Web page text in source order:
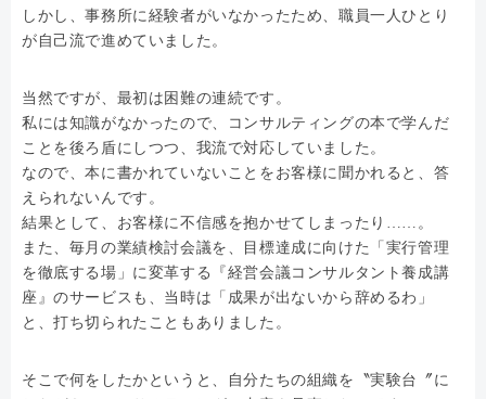
しかし、事務所に経験者がいなかったため、職員一人ひとり
が自己流で進めていました。
当然ですが、最初は困難の連続です。
私には知識がなかったので、コンサルティングの本で学んだ
ことを後ろ盾にしつつ、我流で対応していました。
なので、本に書かれていないことをお客様に聞かれると、答
えられないんです。
結果として、お客様に不信感を抱かせてしまったり……。
また、毎月の業績検討会議を、目標達成に向けた「実行管理
を徹底する場」に変革する『経営会議コンサルタント養成講
座』のサービスも、当時は「成果が出ないから辞めるわ」
と、打ち切られたこともありました。
そこで何をしたかというと、自分たちの組織を〝実験台〞に